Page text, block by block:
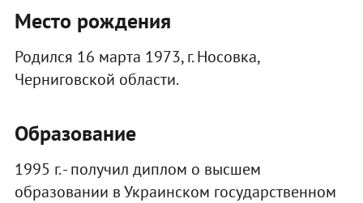
Место рождения
Родился 16 марта 1973, г. Носовка,
Черниговской области.
Образование
1995 г. - получил диплом о высшем
образовании в Украинском государственном